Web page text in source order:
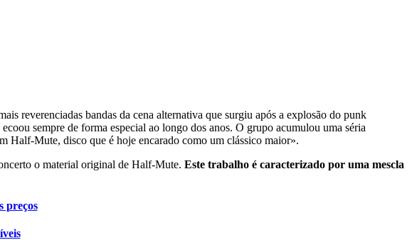
reverenciadas bandas da cena alternativa que surgiu após a explosão do punk
sempre de forma especial ao longo dos anos. O grupo acumulou uma séria
Half-Mute, disco que é hoje encarado como um clássico maior».
o material original de Half-Mute. Este trabalho é caracterizado por uma mescla
preços